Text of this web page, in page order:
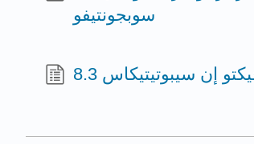
سوبجونتيفو
إن سيبوتيتيكاس